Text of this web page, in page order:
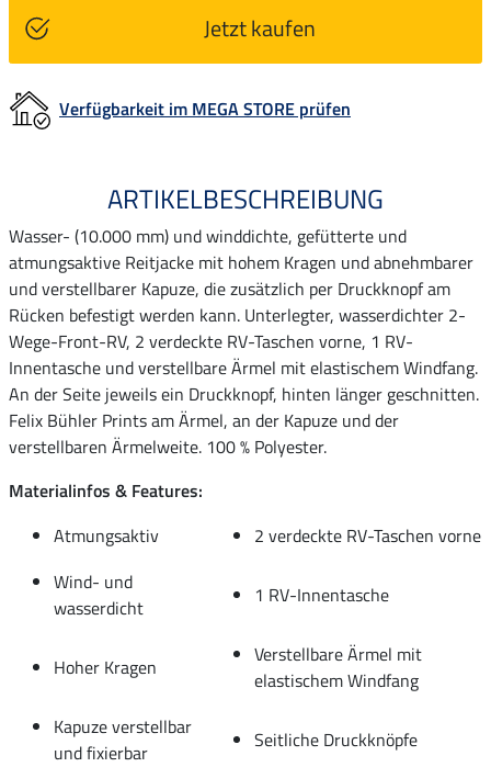
Jetzt kaufen
Verfügbarkeit im MEGA STORE prüfen
ARTIKELBESCHREIBUNG
Wasser- (10.000 mm) und winddichte, gefütterte und
atmungsaktive Reitjacke mit hohem Kragen und abnehmbarer
und verstellbarer Kapuze, die zusätzlich per Druckknopf am
Rücken befestigt werden kann. Unterlegter, wasserdichter 2-
Wege-Front-RV, 2 verdeckte RV-Taschen vorne, 1 RV-
Innentasche und verstellbare Ärmel mit elastischem Windfang.
An der Seite jeweils ein Druckknopf, hinten länger geschnitten.
Felix Bühler Prints am Ärmel, an der Kapuze und der
verstellbaren Ärmelweite. 100 % Polyester.
Materialinfos & Features:
Atmungsaktiv
2 verdeckte RV-Taschen vorne
Wind- und
wasserdicht
1 RV-Innentasche
Hoher Kragen
Verstellbare Ärmel mit
elastischem Windfang
Kapuze verstellbar
und fixierbar
Seitliche Druckknöpfe